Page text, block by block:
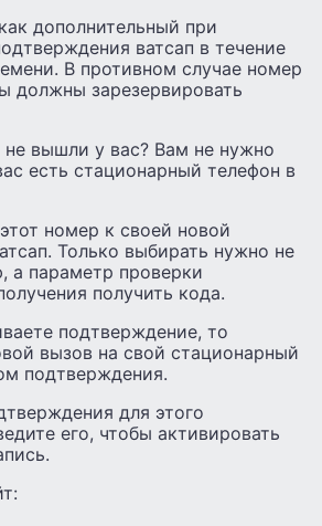
дополнительный при
ватсап в течение
В противном случае номер
должны зарезервировать
не вышли у вас? Вам не нужно
есть стационарный телефон в
номер к своей новой
Только выбирать нужно не
а параметр проверки
получить кода.
подтверждение, то
вызов на свой стационарный
подтверждения.
для этого
его, чтобы активировать